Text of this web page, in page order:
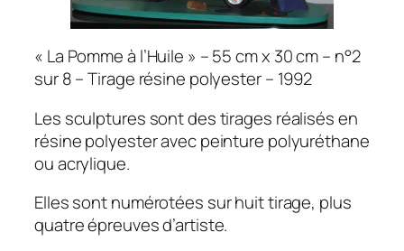
« La Pomme à l’Huile » – 55 cm x 30 cm – n°2
sur 8 – Tirage résine polyester – 1992
Les sculptures sont des tirages réalisés en
résine polyester avec peinture polyuréthane
ou acrylique.
Elles sont numérotées sur huit tirage, plus
quatre épreuves d’artiste.